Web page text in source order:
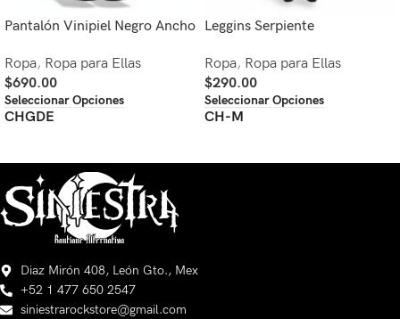
Pantalón Vinipiel Negro Ancho
Ropa, Ropa para Ellas
$690.00
Seleccionar Opciones
CHGDE
Leggins Serpiente
Ropa, Ropa para Ellas
$290.00
Seleccionar Opciones
CH-M
Diaz Mirón 408, León Gto., Mex
+52 1 477 650 2547
siniestrarockstore@gmail.com